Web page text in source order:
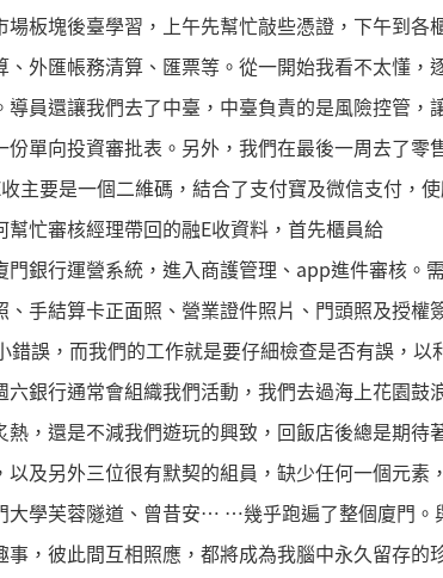
板塊後臺學習，上午先幫忙敲些憑證，下午到各
外匯帳務清算、匯票等。從一開始我看不太懂，
員還讓我們去了中臺，中臺負責的是風險控管，
單向投資審批表。另外，我們在最後一周去了零
主要是一個二維碼，結合了支付寶及微信支付，
忙審核經理帶回的融E收資料，首先櫃員給
銀行運營系統，進入商護管理、app進件審核。
手結算卡正面照、營業證件照片、門頭照及授權
誤，而我們的工作就是要仔細檢查是否有誤，以
銀行通常會組織我們活動，我們去過海上花園鼓
，還是不減我們遊玩的興致，回飯店後總是期待
及另外三位很有默契的組員，缺少任何一個元素
大學芙蓉隧道、曾昔安⋯ ⋯幾乎跑遍了整個廈門。
，彼此間互相照應，都將成為我腦中永久留存的